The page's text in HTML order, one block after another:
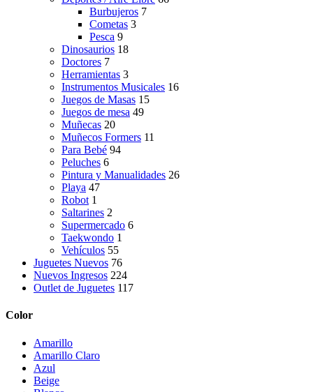
Burbujeros 7
Cometas 3
Pesca 9
Dinosaurios 18
Doctores 7
Herramientas 3
Instrumentos Musicales 16
Juegos de Masas 15
Juegos de mesa 49
Muñecas 20
Muñecos Formers 11
Para Bebé 94
Peluches 6
Pintura y Manualidades 26
Playa 47
Robot 1
Saltarines 2
Supermercado 6
Taekwondo 1
Vehículos 55
Juguetes Nuevos 76
Nuevos Ingresos 224
Outlet de Juguetes 117
Color
Amarillo
Amarillo Claro
Azul
Beige